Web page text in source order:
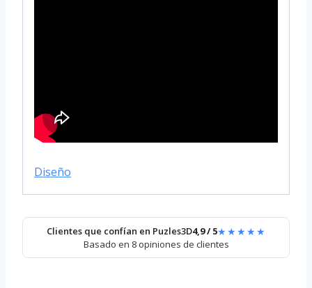
Diseño
Clientes que confían en Puzles3D4,9 / 5★★★★★
Basado en 8 opiniones de clientes